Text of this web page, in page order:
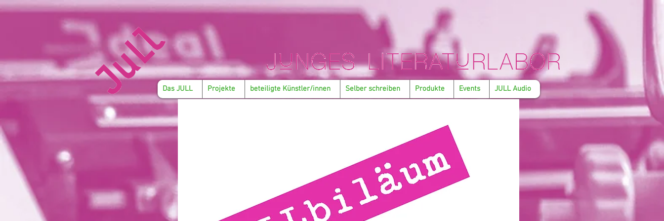
Das JULL Projekte beteiligte Künstler/innen Selber schreiben Produkte Events JULL Audio